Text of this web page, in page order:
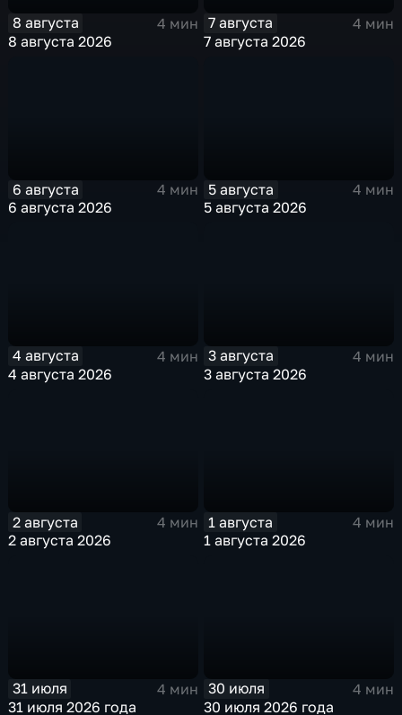
8 августа
4 мин
8 августа 2026
7 августа
4 мин
7 августа 2026
6 августа
4 мин
6 августа 2026
5 августа
4 мин
5 августа 2026
4 августа
4 мин
4 августа 2026
3 августа
4 мин
3 августа 2026
2 августа
4 мин
2 августа 2026
1 августа
4 мин
1 августа 2026
31 июля
4 мин
31 июля 2026 года
30 июля
4 мин
30 июля 2026 года